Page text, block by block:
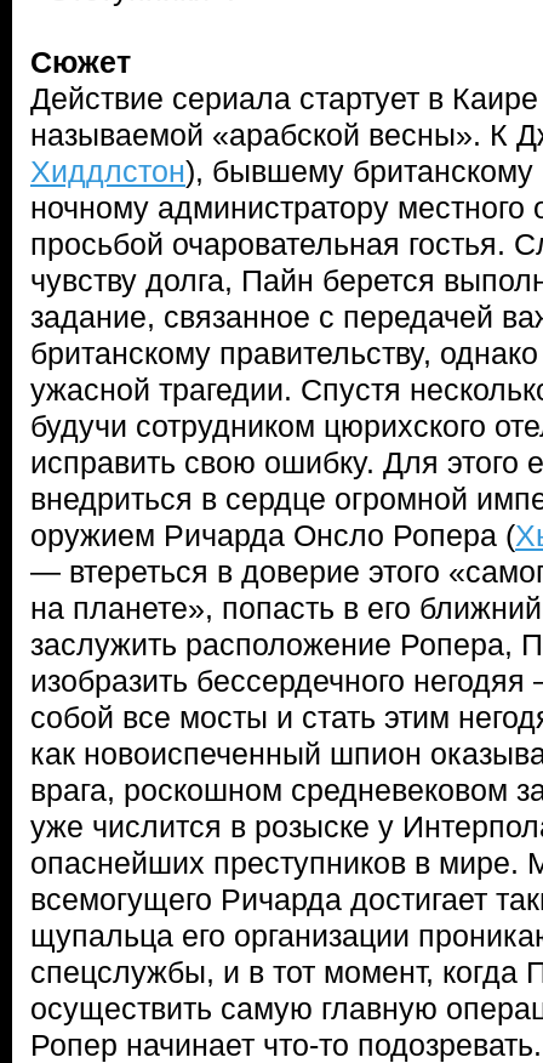
Сюжет
Действие сериала стартует в Каире
называемой «арабской весны». К
Хиддлстон), бывшему британскому
ночному администратору местного
просьбой очаровательная гостья.
чувству долга, Пайн берется
задание, связанное с передачей
британскому правительству,
ужасной трагедии. Спустя
будучи сотрудником цюрихского
исправить свою ошибку. Для этого
внедриться в сердце огромной
оружием Ричарда Онсло Ропера (
— втереться в доверие этого
на планете», попасть в его
заслужить расположение Ропера,
изобразить бессердечного
собой все мосты и стать этим
как новоиспеченный шпион
врага, роскошном средневековом
уже числится в розыске у
опаснейших преступников в мире.
всемогущего Ричарда достигает
щупальца его организации
спецслужбы, и в тот момент, когда
осуществить самую главную
Ропер начинает что-то